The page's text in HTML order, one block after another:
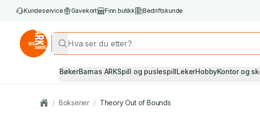
Kundeservice Gavekort Finn butikk Bedriftskunde
BøkerBarnas ARKSpill og puslespillLekerHobbyKontor og
/ Bokserier / Theory Out of Bounds